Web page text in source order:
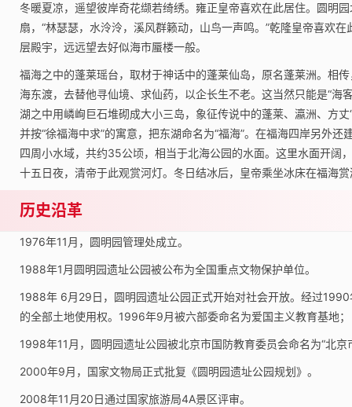
冬暖夏凉，遥望彼岸奇花缬若绮绣。雍正皇帝喜欢在此居住。圆明
扇，“林瑟瑟，水泠泠，溪风群籁动，山鸟一声鸣。”乾隆皇帝喜欢
层殿宇，远远望去好似海市蜃楼一般。
福海之中的蓬莱瑶台，取材于神话中的蓬莱仙岛，原名蓬莱洲。相
海东渡，去替他寻仙境、求仙药，以企长生不老。这当然只能是“
湖之中用嶙峋巨石堆砌成大小三岛，象征传说中的蓬莱、瀛洲、方
并按“徐福海中求”的寓意，把东湖命名为“福海”。在福海四岸另外
四周小水域，共约35公顷，相当于北海公园的水面。这里水面开阔
十五日夜，清帝于此观赏河灯。冬日结冰后，皇帝乘坐冰床在福海
历史沿革
1976年11月，圆明园管理处成立。
1988年1月圆明园遗址公园被公布为全国重点文物保护单位。
1988年 6月29日，圆明园遗址公园正式开始对社会开放。经过
的全部土地使用权。1996年9月被六部委命名为爱国主义教育基地；
1998年11月，圆明园遗址公园被北京市国防教育委员会命名为“北京
2000年9月，国家文物局正式批复《圆明园遗址公园规划》。
2008年11月20日通过国家旅游局4A景区评审。